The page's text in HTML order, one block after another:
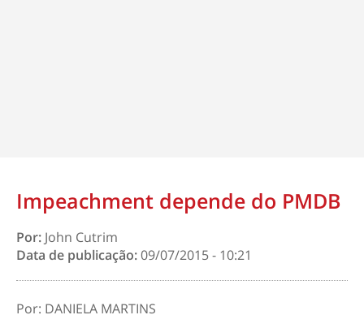
Impeachment depende do PMDB
Por: John Cutrim
Data de publicação:09/07/2015 - 10:21
Por: DANIELA MARTINS